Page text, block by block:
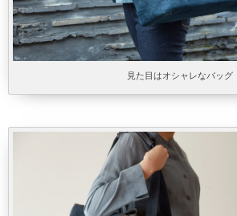
見た目はオシャレなバッグ